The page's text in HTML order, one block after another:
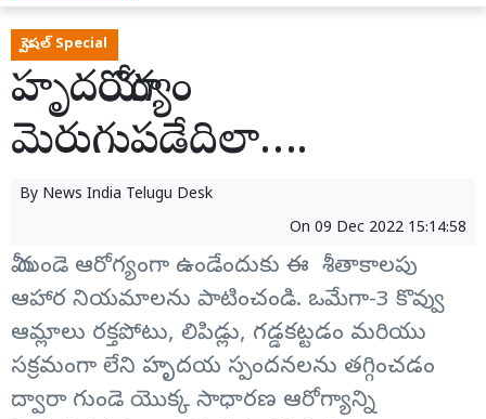
స్పెషల్ Special
హృదయారోగ్యం
మెరుగుపడేదిలా….
By News India Telugu Desk
On 09 Dec 2022 15:14:58
మీ గుండె ఆరోగ్యంగా ఉండేందుకు ఈ శీతాకాలపు
ఆహార నియమాలను పాటించండి. ఒమేగా-3 కొవ్వు
ఆమ్లాలు రక్తపోటు, లిపిడ్లు, గడ్డకట్టడం మరియు
సక్రమంగా లేని హృదయ స్పందనలను తగ్గించడం
ద్వారా గుండె యొక్క సాధారణ ఆరోగ్యాన్ని